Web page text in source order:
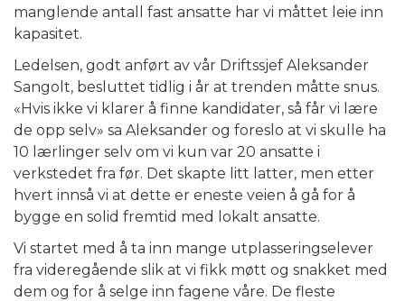
manglende antall fast ansatte har vi måttet leie inn
kapasitet.
Ledelsen, godt anført av vår Driftssjef Aleksander
Sangolt, besluttet tidlig i år at trenden måtte snus.
«Hvis ikke vi klarer å finne kandidater, så får vi lære
de opp selv» sa Aleksander og foreslo at vi skulle ha
10 lærlinger selv om vi kun var 20 ansatte i
verkstedet fra før. Det skapte litt latter, men etter
hvert innså vi at dette er eneste veien å gå for å
bygge en solid fremtid med lokalt ansatte.
Vi startet med å ta inn mange utplasseringselever
fra videregående slik at vi fikk møtt og snakket med
dem og for å selge inn fagene våre. De fleste